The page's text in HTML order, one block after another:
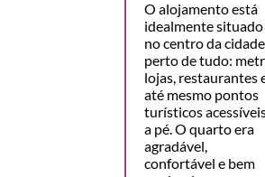
O alojamento está
idealmente situado
no centro da cidade,
perto de tudo:
lojas, restaurantes
até mesmo pontos
turísticos
a pé. O quarto era
agradável,
confortável e bem